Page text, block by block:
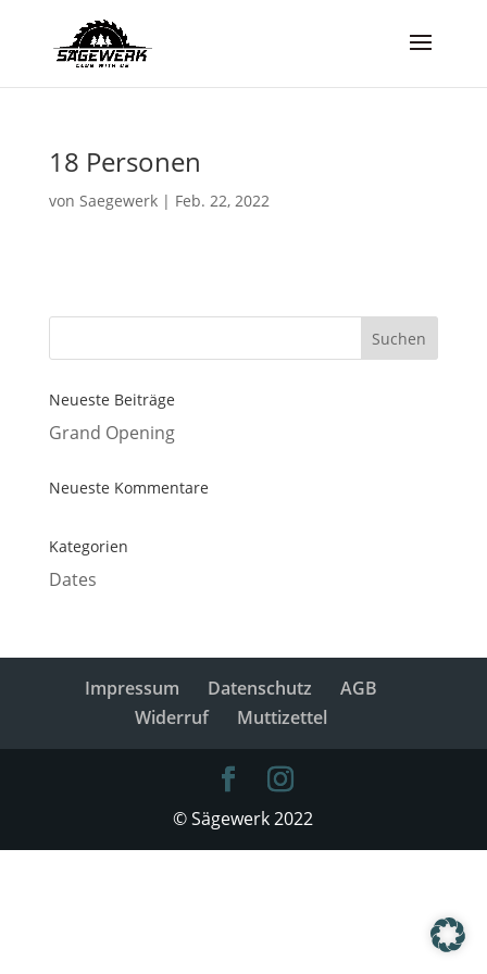
18 Personen
von Saegewerk| Feb. 22, 2022
Neueste Beiträge
Grand Opening
Neueste Kommentare
Kategorien
Dates
Impressum Datenschutz
AGB
Widerruf
Muttizettel
© Sägewerk 2022